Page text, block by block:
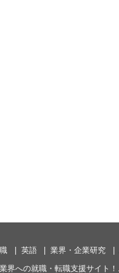
英語 業界・企業研究
界への就職・転職支援サイト！